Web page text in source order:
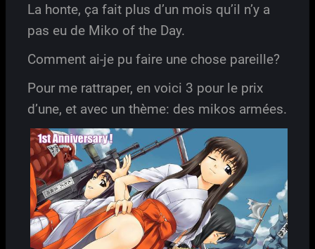
La honte, ça fait plus d’un mois qu’il n’y a
pas eu de Miko of the Day.
Comment ai-je pu faire une chose pareille?
Pour me rattraper, en voici 3 pour le prix
d’une, et avec un thème: des mikos armées.